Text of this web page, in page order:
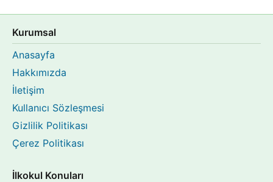
Kurumsal
Anasayfa
Hakkımızda
İletişim
Kullanıcı Sözleşmesi
Gizlilik Politikası
Çerez Politikası
İlkokul Konuları